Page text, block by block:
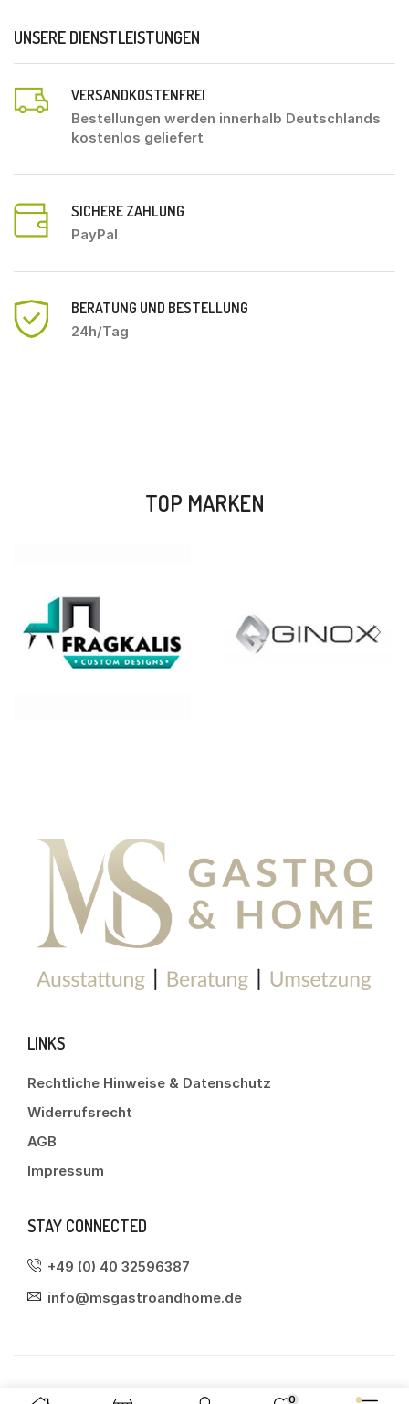
UNSERE DIENSTLEISTUNGEN
VERSANDKOSTENFREI
Bestellungen werden innerhalb Deutschlands
kostenlos geliefert
SICHERE ZAHLUNG
PayPal
BERATUNG UND BESTELLUNG
24h/Tag
TOP MARKEN
LINKS
Rechtliche Hinweise & Datenschutz
Widerrufsrecht
AGB
Impressum
STAY CONNECTED
+49 (0) 40 32596387
info@msgastroandhome.de
Copyright © 2026 msgastroandhome.de
0